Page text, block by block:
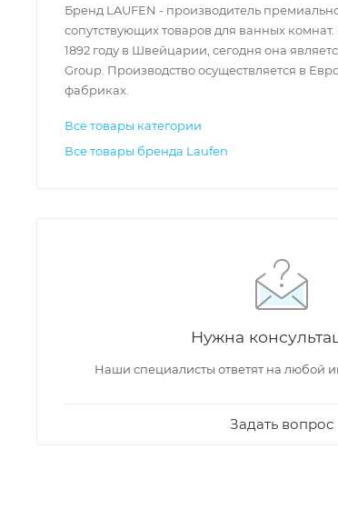
Бренд LAUFEN - производитель
сопутствующих товаров для ванных
1892 году в Швейцарии, сегодня она
Group. Производство осуществляется в
фабриках.
Все товары категории
Все товары бренда Laufen
Нужна
Наши специалисты ответят на любой
Задать вопрос